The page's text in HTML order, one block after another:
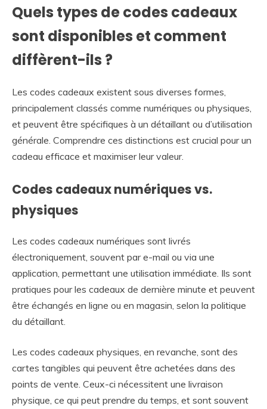
Quels types de codes cadeaux
sont disponibles et comment
diffèrent-ils ?
Les codes cadeaux existent sous diverses formes,
principalement classés comme numériques ou physiques,
et peuvent être spécifiques à un détaillant ou d’utilisation
générale. Comprendre ces distinctions est crucial pour un
cadeau efficace et maximiser leur valeur.
Codes cadeaux numériques vs.
physiques
Les codes cadeaux numériques sont livrés
électroniquement, souvent par e-mail ou via une
application, permettant une utilisation immédiate. Ils sont
pratiques pour les cadeaux de dernière minute et peuvent
être échangés en ligne ou en magasin, selon la politique
du détaillant.
Les codes cadeaux physiques, en revanche, sont des
cartes tangibles qui peuvent être achetées dans des
points de vente. Ceux-ci nécessitent une livraison
physique, ce qui peut prendre du temps, et sont souvent